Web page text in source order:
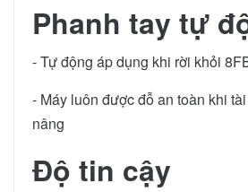
Phanh tay tự
- Tự động áp dụng khi rời khỏi
- Máy luôn được đỗ an toàn khi
nâng
Độ tin cậy